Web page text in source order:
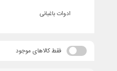
ادوات باغبانی
فقط کالاهای موجود